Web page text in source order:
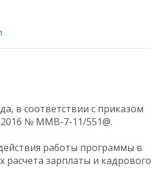
в соответствии с приказом
№ ММВ-7-11/551@.
работы программы в
расчета зарплаты и кадрового